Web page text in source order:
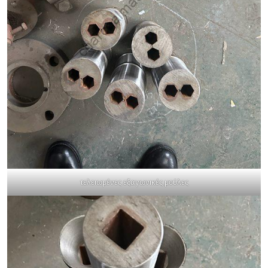
τελειωμένες εξαγωνικές μούλες